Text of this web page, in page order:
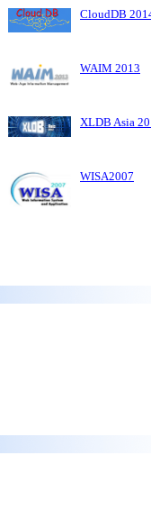
CloudDB
WAIM 2013
XLDB Asia
WISA2007